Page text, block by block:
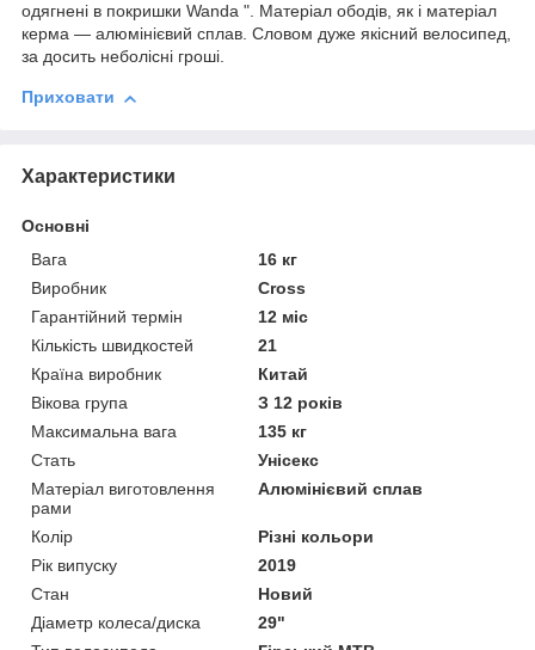
одягнені в покришки Wanda ". Матеріал ободів, як і матеріал
керма — алюмінієвий сплав. Cловом дуже якісний велосипед,
за досить неболісні гроші.
Приховати
Характеристики
Основні
Вага
16 кг
Виробник
Cross
Гарантійний термін
12 міс
Кількість швидкостей
21
Країна виробник
Китай
Вікова група
З 12 років
Максимальна вага
135 кг
Стать
Унісекс
Матеріал виготовлення
рами
Алюмінієвий сплав
Колір
Різні кольори
Рік випуску
2019
Стан
Новий
Діаметр колеса/диска
29"